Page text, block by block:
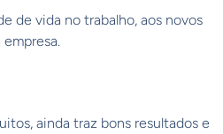
de vida no trabalho, aos novos
ainda traz bons resultados e